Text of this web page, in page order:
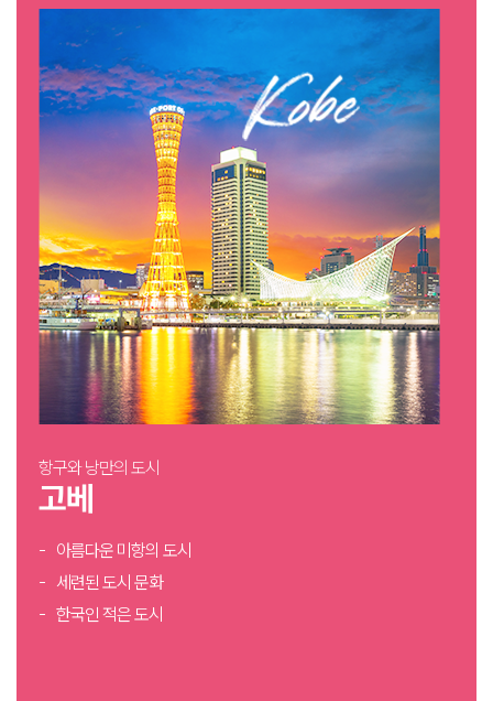
항구와 낭만의 도시
고베
아름다운 미항의 도시
세련된 도시 문화
한국인 적은 도시